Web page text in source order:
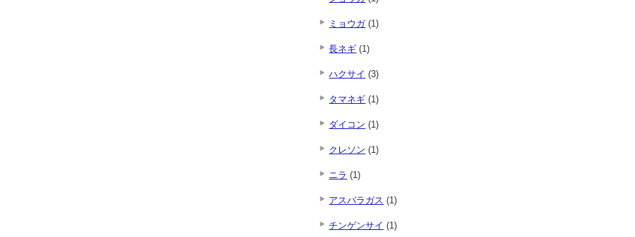
ミョウガ(1)
長ネギ (1)
ハクサイ (3)
タマネギ (1)
ダイコン (1)
クレソン (1)
ニラ (1)
アスパラガス (1)
チンゲンサイ (1)